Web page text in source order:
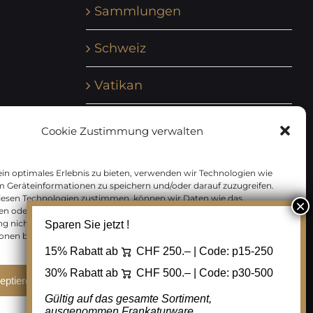
Cookie Zustimmung verwalten
optimales Erlebnis zu bieten, verwenden wir Technologien wie
Geräteinformationen zu speichern und/oder darauf zuzugreifen.
Technologien zustimmen, können wir Daten wie das
oder eindeutige IDs auf dieser Website verarbeiten. Wenn Sie Ihre
nicht erteilen oder zurückziehen, können bestimmte Merkmale
beeinträchtigt werden.
Ablehnen Cookie Einstellungen
Sammlungen
Schweiz
Vatikan
Zensurbelege Österreich
Zensurbelege Schweiz
Sparen Sie jetzt !
15% Rabatt ab CHF 250.– | Code: p15-250
30% Rabatt ab
CHF 500.– | Code: p30-500
Gültig auf das gesamte Sortiment,